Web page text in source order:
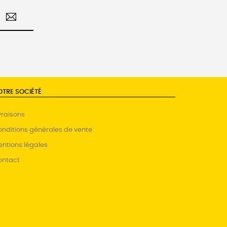
SOCIÉTÉ
générales de vente
légales